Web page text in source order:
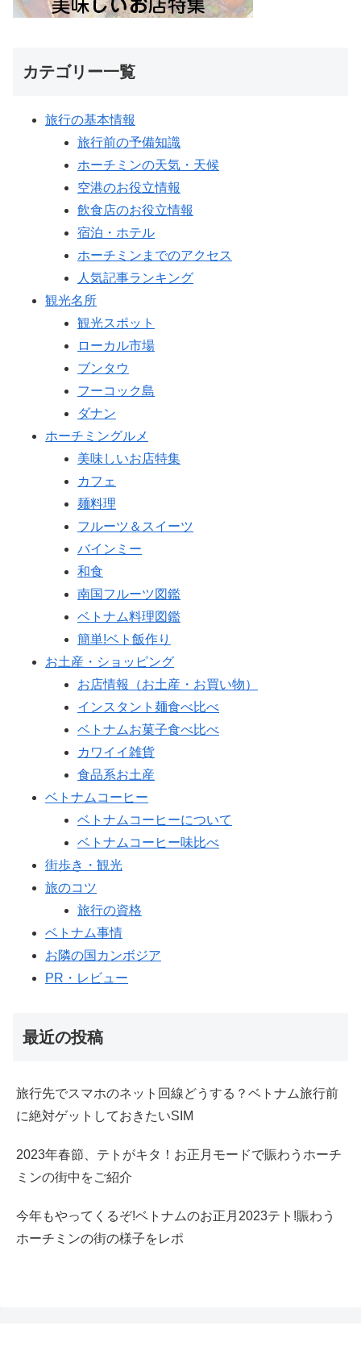
カテゴリー一覧
旅行の基本情報
旅行前の予備知識
ホーチミンの天気・天候
空港のお役立情報
飲食店のお役立情報
宿泊・ホテル
ホーチミンまでのアクセス
人気記事ランキング
観光名所
観光スポット
ローカル市場
ブンタウ
フーコック島
ダナン
ホーチミングルメ
美味しいお店特集
カフェ
麺料理
フルーツ＆スイーツ
バインミー
和食
南国フルーツ図鑑
ベトナム料理図鑑
簡単!ベト飯作り
お土産・ショッピング
お店情報（お土産・お買い物）
インスタント麺食べ比べ
ベトナムお菓子食べ比べ
カワイイ雑貨
食品系お土産
ベトナムコーヒー
ベトナムコーヒーについて
ベトナムコーヒー味比べ
街歩き・観光
旅のコツ
旅行の資格
ベトナム事情
お隣の国カンボジア
PR・レビュー
最近の投稿
旅行先でスマホのネット回線どうする？ベトナム旅行前
に絶対ゲットしておきたいSIM
2023年春節、テトがキタ！お正月モードで賑わうホーチ
ミンの街中をご紹介
今年もやってくるぞ!ベトナムのお正月2023テト!賑わう
ホーチミンの街の様子をレポ